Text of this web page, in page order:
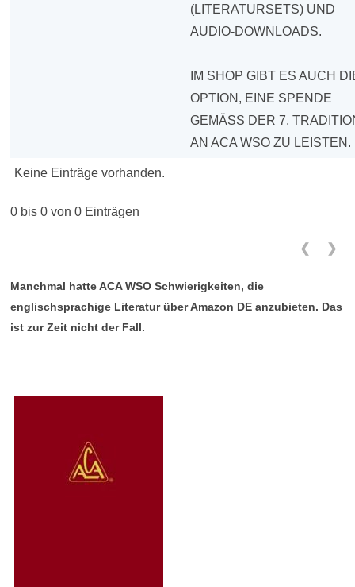
(LITERATURSETS) UND
AUDIO-DOWNLOADS.
IM SHOP GIBT ES AUCH
OPTION, EINE SPENDE
GEMÄSS DER 7. TRADITION
N ACA WSO ZU LEISTEN.
Keine Einträge vorhanden.
0 bis 0 von 0 Einträgen
❮ ❯
Manchmal hatte ACA WSO Schwierigkeiten, die
englischsprachige Literatur über Amazon DE anzubieten. Das
ist zur Zeit nicht der Fall.